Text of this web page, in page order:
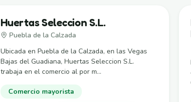
Huertas Seleccion S.L.
Puebla de la Calzada
Ubicada en Puebla de la Calzada, en las Vegas
Bajas del Guadiana, Huertas Seleccion S.L.
trabaja en el comercio al por m...
Comercio mayorista